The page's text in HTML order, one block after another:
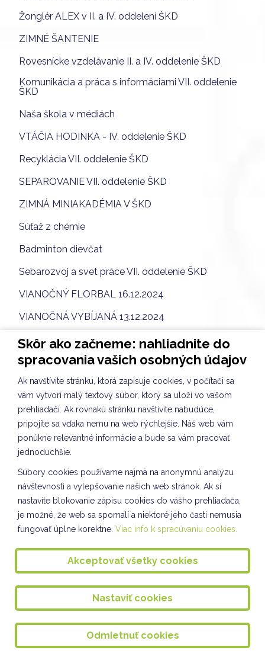
Žonglér ALEX v II. a IV. oddelení ŠKD
ZIMNÉ ŠANTENIE
Rovesnícke vzdelávanie II. a IV. oddelenie ŠKD
Komunikácia a práca s informáciami VII. oddelenie
ŠKD
Naša škola v médiách
VTÁČIA HODINKA - IV. oddelenie ŠKD
Recyklácia VII. oddelenie ŠKD
SEPAROVANIE VII. oddelenie ŠKD
ZIMNÁ MINIAKADÉMIA V ŠKD
Súťaž z chémie
Badminton dievčat
Sebarozvoj a svet práce VII. oddelenie ŠKD
VIANOČNÝ FLORBAL 16.12.2024
VIANOČNÁ VYBÍJANÁ 13.12.2024
VIANOČNÝ BAZÁR 12.12.2024
Vianočný bazár II. oddelenie ŠKD
SEPAROVANIE - VII. oddelenie ŠKD
Výstupná prax študentiek v ŠKD
Vianočná pošta pre seniorov
Pečenie medovníkov - I. oddelenie ŠKD
Kultúrny program pre starkých v Seniorcentre
S láskou Seniorcentru
Tvorenie na hodine CLIL v ŠKD
Vybíjaná dievčat
TVORIVÉ DIELNIČKY III. oddelenie ŠKD
Spoločnosť a príroda III. oddelenie ŠKD
Tvorivé dielne VII. odddelenie ŠKD
Skôr ako začneme: nahliadnite do
spracovania vašich osobných údajov
Ak navštívite stránku, ktorá zapisuje cookies, v počítači sa
vám vytvorí malý textový súbor, ktorý sa uloží vo vašom
prehliadači. Ak rovnakú stránku navštívite nabudúce,
pripojíte sa vďaka nemu na web rýchlejšie. Náš web vám
ponúkne relevantné informácie a bude sa vám pracovať
jednoduchšie.
Súbory cookies používame najmä na anonymnú analýzu
návštevnosti a vylepšovanie našich web stránok. Ak si
nastavíte blokovanie zápisu cookies do vášho prehliadača,
je možné, že web sa spomalí a niektoré jeho časti nemusia
fungovať úplne korektne. Viac info k spracúvaniu cookies.
Akceptovať všetky cookies
Nastaviť cookies
Odmietnuť cookies